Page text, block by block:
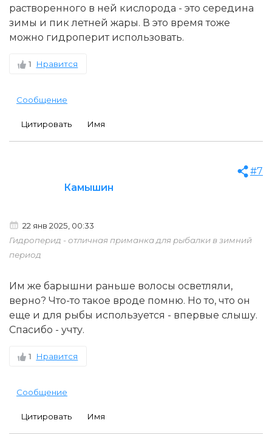
растворенного в ней кислорода - это середина
зимы и пик летней жары. В это время тоже
можно гидроперит использовать.
1 Нравится
Сообщение
Цитировать Имя
Камышин
#7
22 янв 2025, 00:33
Гидроперид - отличная приманка для рыбалки в зимний
период
Им же барышни раньше волосы осветляли,
верно? Что-то такое вроде помню. Но то, что он
еще и для рыбы используется - впервые слышу.
Спасибо - учту.
1 Нравится
Сообщение
Цитировать Имя